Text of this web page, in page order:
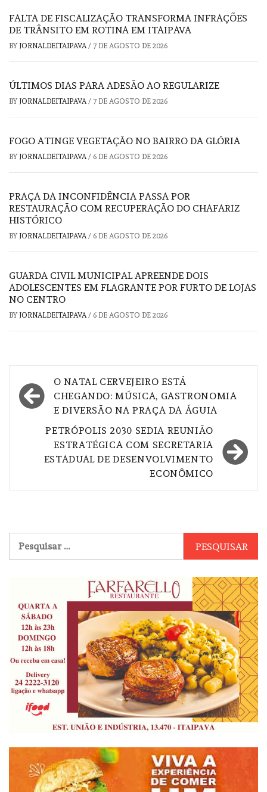
FALTA DE FISCALIZAÇÃO TRANSFORMA INFRAÇÕES
DE TRÂNSITO EM ROTINA EM ITAIPAVA
BY JORNALDEITAIPAVA/ 7 DE AGOSTO DE 2026
ÚLTIMOS DIAS PARA ADESÃO AO REGULARIZE
BY JORNALDEITAIPAVA/ 7 DE AGOSTO DE 2026
FOGO ATINGE VEGETAÇÃO NO BAIRRO DA GLÓRIA
BY JORNALDEITAIPAVA/ 6 DE AGOSTO DE 2026
PRAÇA DA INCONFIDÊNCIA PASSA POR
RESTAURAÇÃO COM RECUPERAÇÃO DO CHAFARIZ
HISTÓRICO
BY JORNALDEITAIPAVA/ 6 DE AGOSTO DE 2026
GUARDA CIVIL MUNICIPAL APREENDE DOIS
ADOLESCENTES EM FLAGRANTE POR FURTO DE LOJAS
NO CENTRO
BY JORNALDEITAIPAVA/ 6 DE AGOSTO DE 2026
Navegação
de
O NATAL CERVEJEIRO ESTÁ
CHEGANDO: MÚSICA, GASTRONOMIA
E DIVERSÃO NA PRAÇA DA ÁGUIA
PETRÓPOLIS 2030 SEDIA REUNIÃO
ESTRATÉGICA COM SECRETARIA
ESTADUAL DE DESENVOLVIMENTO
ECONÔMICO